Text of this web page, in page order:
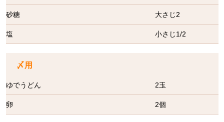
砂糖 大さじ2
塩 小さじ1/2
〆用
ゆでうどん 2玉
卵 2個